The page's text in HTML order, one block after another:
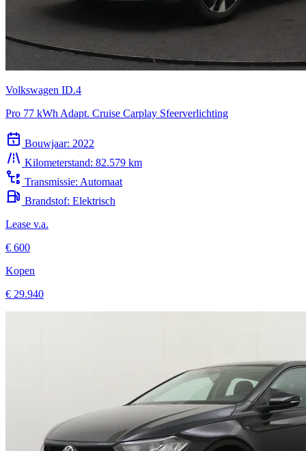
Volkswagen ID.4
Pro 77 kWh Adapt. Cruise Carplay Sfeerverlichting
Bouwjaar: 2022
Kilometerstand: 82.579 km
Transmissie: Automaat
Brandstof: Elektrisch
Lease v.a.
€ 600
Kopen
€ 29.940